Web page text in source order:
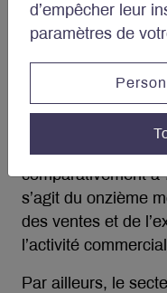
d’empêcher leur
paramètres de
Malgré les
l’activité
économiques se
fin de l’année. Les
sont accélérées en
ayant bondi de
comparativement à
s’agit du onzième
des ventes et de
l’activité
Par ailleurs, le